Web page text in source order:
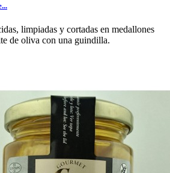
limpiadas y cortadas en medallones
de oliva con una guindilla.